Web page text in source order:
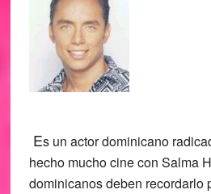
Es un actor dominicano
hecho mucho cine con Salma
dominicanos deben recordarlo